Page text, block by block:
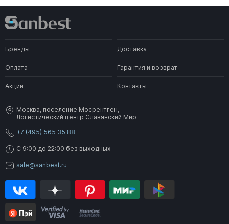
Бренды Доставка
Оплата Гарантия и возврат
Акции Контакты
Москва, поселение Мосрентген,
Логистический центр Славянский Мир
+7 (495) 565 35 88
C 9:00 до 22:00 без выходных
sale@sanbest.ru